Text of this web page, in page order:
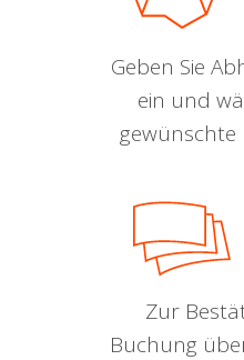
Geben Sie
ein und
gewünschte
Zur
Buchung